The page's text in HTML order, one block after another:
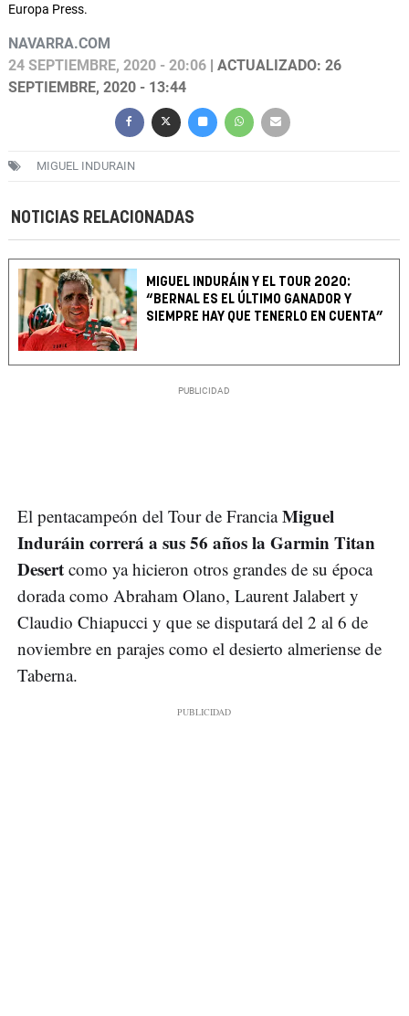
Europa Press.
NAVARRA.COM
24 SEPTIEMBRE, 2020 - 20:06 | ACTUALIZADO: 26
SEPTIEMBRE, 2020 - 13:44
MIGUEL INDURAIN
NOTICIAS RELACIONADAS
MIGUEL INDURÁIN Y EL TOUR 2020:
“BERNAL ES EL ÚLTIMO GANADOR Y
SIEMPRE HAY QUE TENERLO EN CUENTA”
El pentacampeón del Tour de FranciaMiguel
Induráin correrá a sus 56 años la Garmin Titan
Desert como ya hicieron otros grandes de su época
dorada como Abraham Olano, Laurent Jalabert y
Claudio Chiapucci y que se disputará del 2 al 6 de
noviembre en parajes como el desierto almeriense de
Taberna.